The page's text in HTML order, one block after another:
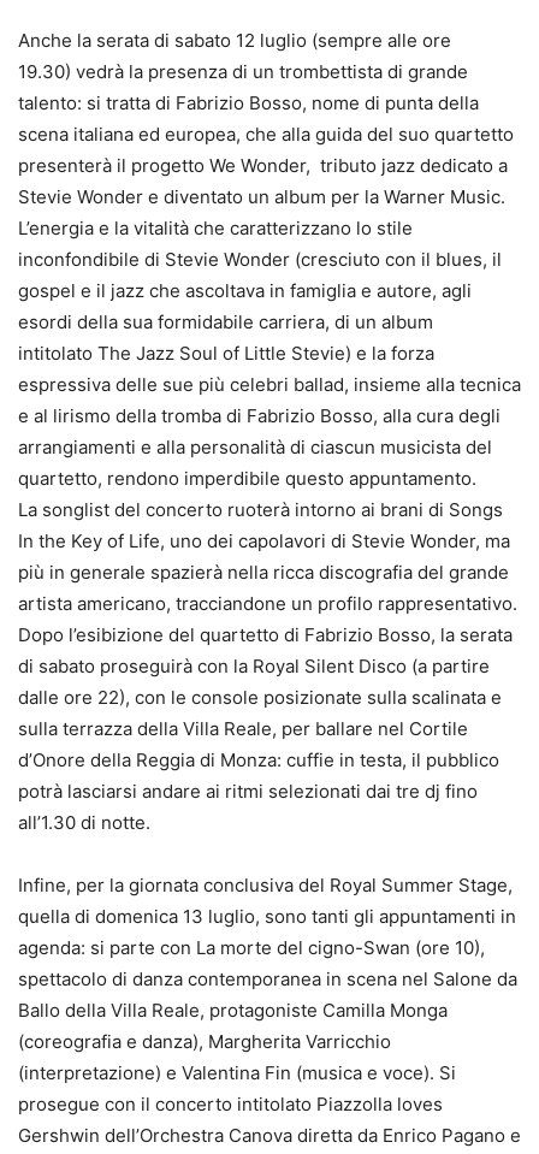
Anche la serata di sabato 12 luglio (sempre alle ore
19.30) vedrà la presenza di un trombettista di grande
talento: si tratta di Fabrizio Bosso, nome di punta della
scena italiana ed europea, che alla guida del suo quartetto
presenterà il progetto We Wonder, tributo jazz dedicato a
Stevie Wonder e diventato un album per la Warner Music.
L’energia e la vitalità che caratterizzano lo stile
inconfondibile di Stevie Wonder (cresciuto con il blues, il
gospel e il jazz che ascoltava in famiglia e autore, agli
esordi della sua formidabile carriera, di un album
intitolato The Jazz Soul of Little Stevie) e la forza
espressiva delle sue più celebri ballad, insieme alla tecnica
e al lirismo della tromba di Fabrizio Bosso, alla cura degli
arrangiamenti e alla personalità di ciascun musicista del
quartetto, rendono imperdibile questo appuntamento.
La songlist del concerto ruoterà intorno ai brani di Songs
In the Key of Life, uno dei capolavori di Stevie Wonder, ma
più in generale spazierà nella ricca discografia del grande
artista americano, tracciandone un profilo rappresentativo.
Dopo l’esibizione del quartetto di Fabrizio Bosso, la serata
di sabato proseguirà con la Royal Silent Disco (a partire
dalle ore 22), con le console posizionate sulla scalinata e
sulla terrazza della Villa Reale, per ballare nel Cortile
d’Onore della Reggia di Monza: cuffie in testa, il pubblico
potrà lasciarsi andare ai ritmi selezionati dai tre dj fino
all’1.30 di notte.
Infine, per la giornata conclusiva del Royal Summer Stage,
quella di domenica 13 luglio, sono tanti gli appuntamenti in
agenda: si parte con La morte del cigno-Swan (ore 10),
spettacolo di danza contemporanea in scena nel Salone da
Ballo della Villa Reale, protagoniste Camilla Monga
(coreografia e danza), Margherita Varricchio
(interpretazione) e Valentina Fin (musica e voce). Si
prosegue con il concerto intitolato Piazzolla loves
Gershwin dell’Orchestra Canova diretta da Enrico Pagano e